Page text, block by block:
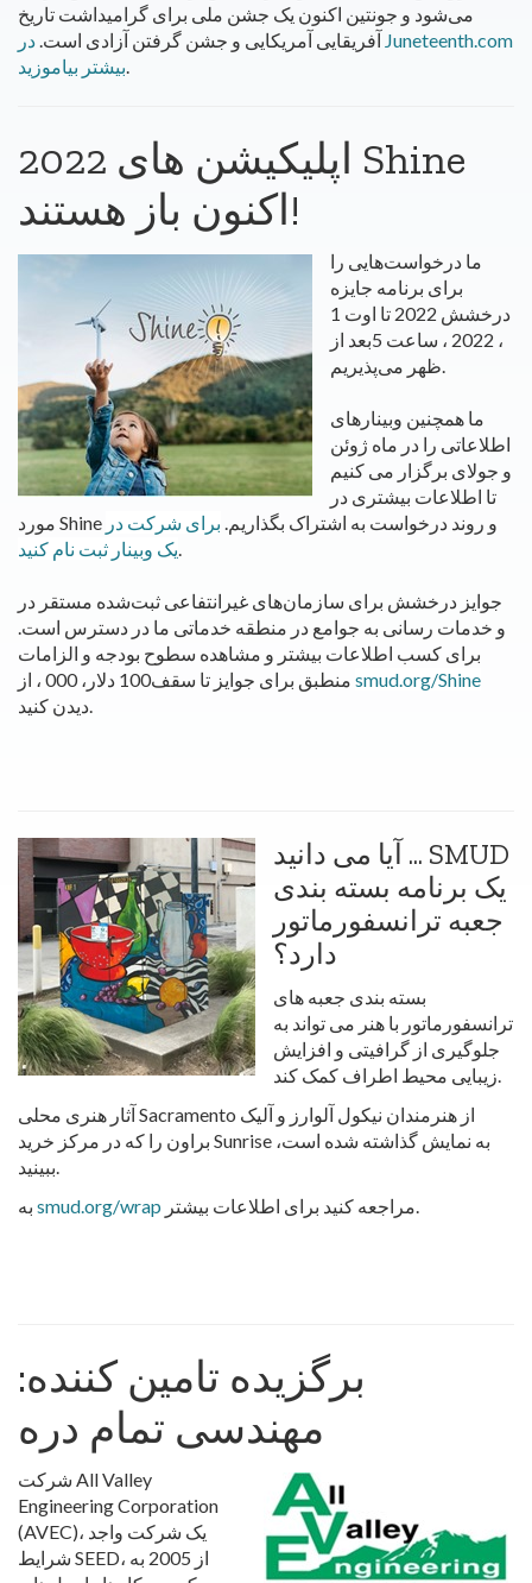
می‌شود و جونتین اکنون یک جشن ملی برای گرامیداشت تاریخ
آفریقایی آمریکایی و جشن گرفتن آزادی است.در Juneteenth.com
بیشتر بیاموزید.
2022 اپلیکیشن های Shine
اکنون باز هستند!
ما درخواست‌هایی را
برای برنامه جایزه
درخشش 2022 تا اوت 1
، 2022 ، ساعت 5بعد از
ظهر می‌پذیریم.
ما همچنین وبینارهای
اطلاعاتی را در ماه ژوئن
و جولای برگزار می کنیم
تا اطلاعات بیشتری در
مورد Shine و روند درخواست به اشتراک بگذاریم. برای شرکت در
یک وبینار ثبت نام کنید.
جوایز درخشش برای سازمان‌های غیرانتفاعی ثبت‌شده مستقر در
و خدمات رسانی به جوامع در منطقه خدماتی ما در دسترس است.
برای کسب اطلاعات بیشتر و مشاهده سطوح بودجه و الزامات
smud.org/Shine
دیدن کنید.
آیا می دانید ... SMUD
یک برنامه بسته بندی
جعبه ترانسفورماتور
دارد؟
بسته بندی جعبه های
ترانسفورماتور با هنر می تواند به
جلوگیری از گرافیتی و افزایش
زیبایی محیط اطراف کمک کند.
آثار هنری محلی Sacramento از هنرمندان نیکول آلوارز و آلیک
براون را که در مرکز خرید Sunrise به نمایش گذاشته شده است،
ببینید.
smud.org/wrap مراجعه کنید برای اطلاعات بیشتر.
برگزیده تامین کننده:
مهندسی تمام دره
شرکت All Valley
Engineering Corporation
(AVEC)، یک شرکت واجد
شرایط SEED، از 2005 به